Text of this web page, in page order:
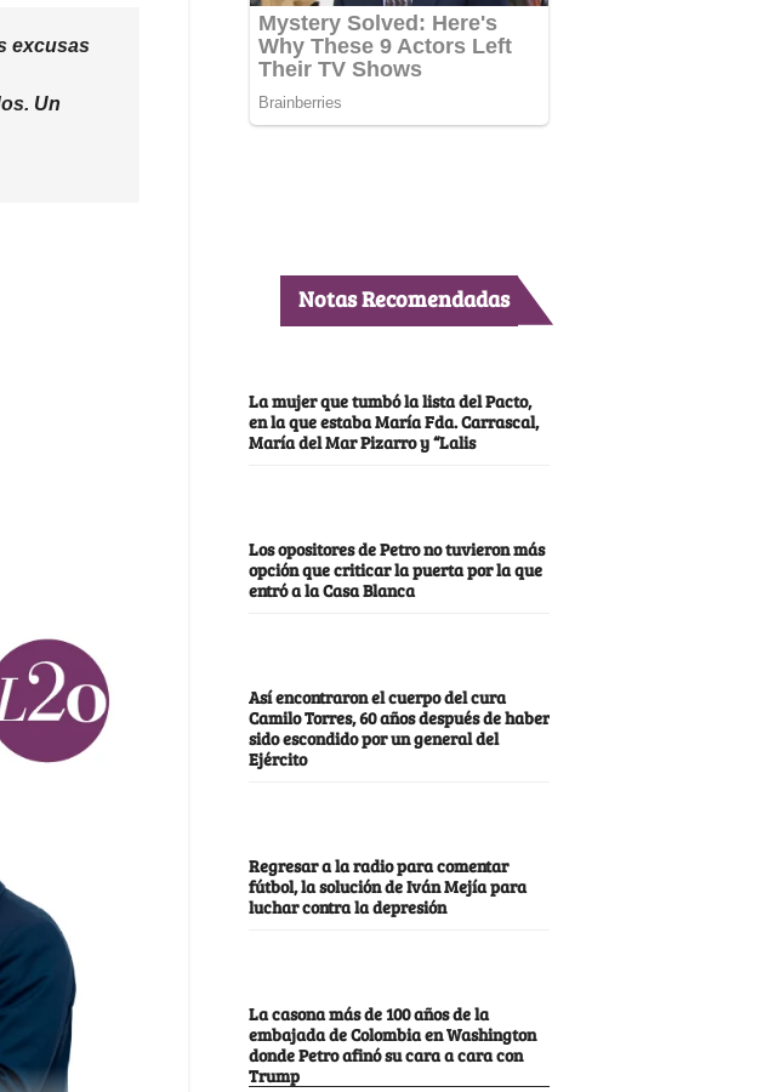
excusas
Un
Notas Recomendadas
La mujer que tumbó la lista del Pacto,
en la que estaba María Fda. Carrascal,
María del Mar Pizarro y “Lalis
Los opositores de Petro no tuvieron más
opción que criticar la puerta por la que
entró a la Casa Blanca
Así encontraron el cuerpo del cura
Camilo Torres, 60 años después de haber
sido escondido por un general del
Ejército
Regresar a la radio para comentar
fútbol, la solución de Iván Mejía para
luchar contra la depresión
La casona más de 100 años de la
embajada de Colombia en Washington
donde Petro afinó su cara a cara con
Trump